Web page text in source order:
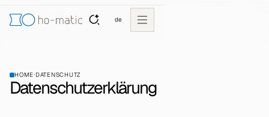
de
HOME·DATENSCHUTZ
Datenschutzerklärung